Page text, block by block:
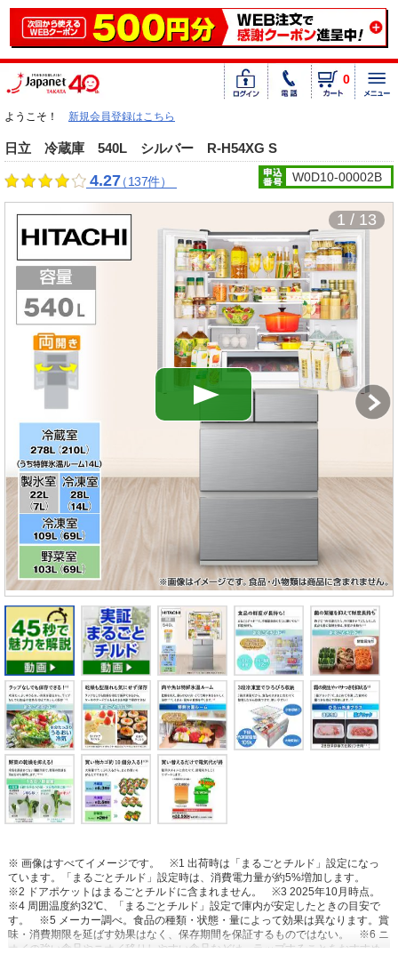
0
ようこそ！ 新規会員登録はこちら
日立 冷蔵庫 540L シルバー R-H54XG S
4.27（137件） W0D10-00002B
1 / 13
※ 画像はすべてイメージです。
※1 出荷時は「まるごとチルド」設定になっ
ています。「まるごとチルド」設定時は、消費電力量が約5%増加します。
※2 ドアポケットはまるごとチルドに含まれません。
※3 2025年10月時点。
※4 周囲温度約32℃、「まるごとチルド」設定で庫内が安定したときの目安で
す。
※5 メーカー調べ。食品の種類・状態・量によって効果は異なります。賞
味・消費期限を延ばす効果はなく、保存期間を保証するものではない。
※6 ニ
オイの強い食品やニオイ移りしやすい食品などは、ラップすることをおすすめ